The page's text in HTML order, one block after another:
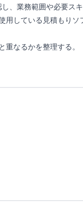
、業務範囲や必要ス
している見積もり
重なるかを整理する。